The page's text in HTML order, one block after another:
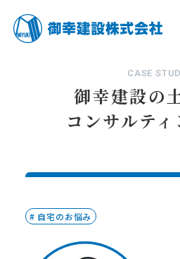
CASE
御幸建設の
コンサルテ
自宅のお悩み